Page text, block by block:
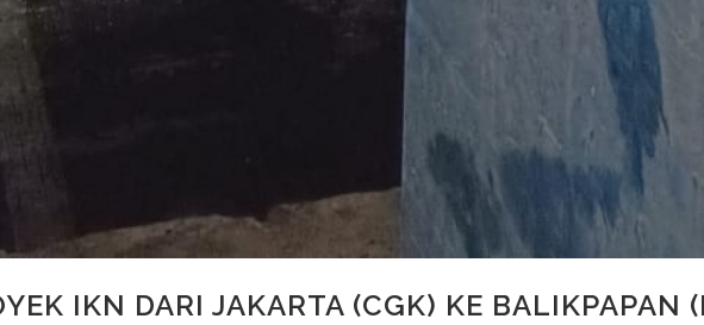
IKN DARI JAKARTA (CGK) KE BALIKPAPAN